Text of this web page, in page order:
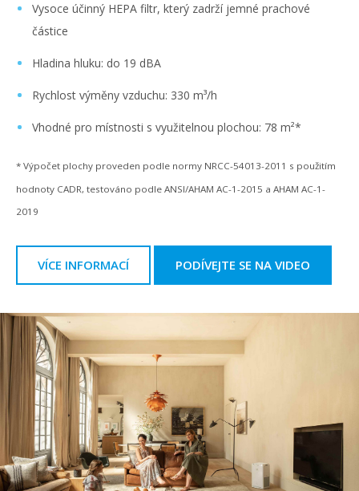
Vysoce účinný HEPA filtr, který zadrží jemné prachové
částice
Hladina hluku: do 19 dBA
Rychlost výměny vzduchu: 330 m³/h
Vhodné pro místnosti s využitelnou plochou: 78 m²*
* Výpočet plochy proveden podle normy NRCC-54013-2011 s použitím
hodnoty CADR, testováno podle ANSI/AHAM AC-1-2015 a AHAM AC-1-
2019
VÍCE INFORMACÍ PODÍVEJTE SE NA VIDEO